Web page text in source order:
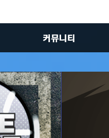
유저공략실
이미지게시판
제안합니다